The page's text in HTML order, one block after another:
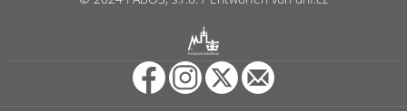
PUNCOVNÍ ÚŘAD